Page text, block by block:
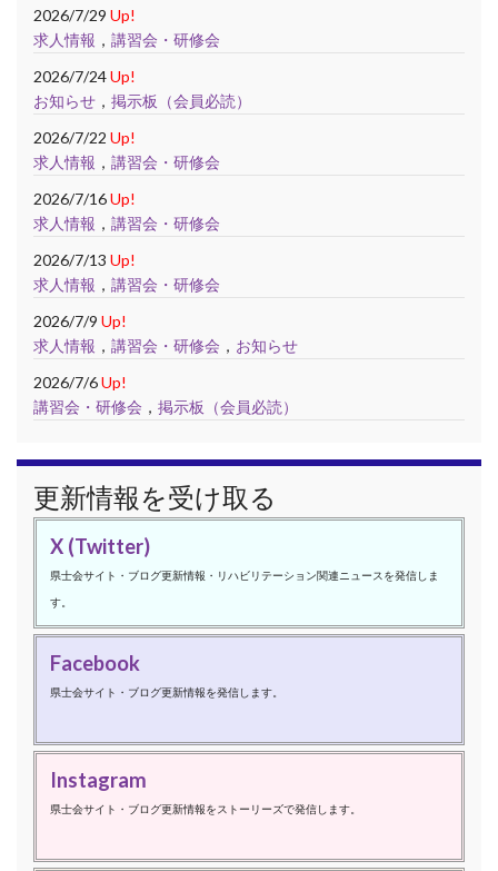
2026/7/29 Up!
求人情報 ， 講習会・研修会
2026/7/24Up!
お知らせ ， 掲示板（会員必読）
2026/7/22 Up!
求人情報 ， 講習会・研修会
2026/7/16Up!
求人情報 ， 講習会・研修会
2026/7/13 Up!
求人情報 ， 講習会・研修会
2026/7/9 Up!
求人情報 ， 講習会・研修会 ， お知らせ
2026/7/6Up!
講習会・研修会 ， 掲示板（会員必読）
更新情報を受け取る
X (Twitter)
県士会サイト・ブログ更新情報・リハビリテーション関連ニュースを発信しま
す。
Facebook
県士会サイト・ブログ更新情報を発信します。
Instagram
県士会サイト・ブログ更新情報をストーリーズで発信します。